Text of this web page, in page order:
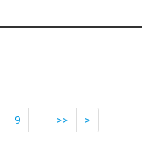
9 >> >